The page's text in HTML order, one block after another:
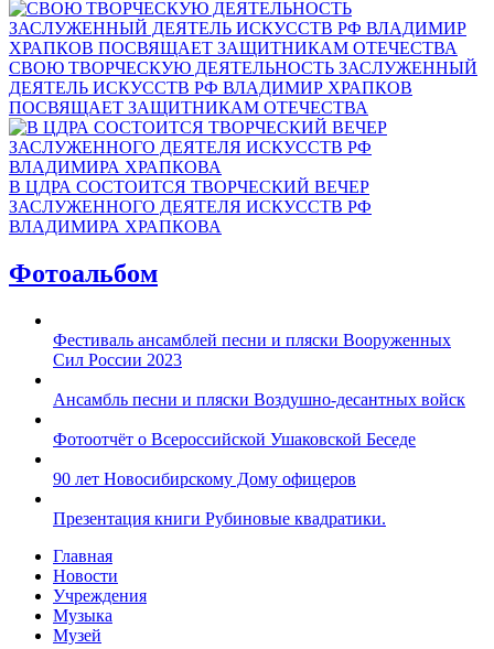
СВОЮ ТВОРЧЕСКУЮ ДЕЯТЕЛЬНОСТЬ ЗАСЛУЖЕННЫЙ
ДЕЯТЕЛЬ ИСКУССТВ РФ ВЛАДИМИР ХРАПКОВ
ПОСВЯЩАЕТ ЗАЩИТНИКАМ ОТЕЧЕСТВА
В ЦДРА СОСТОИТСЯ ТВОРЧЕСКИЙ ВЕЧЕР
ЗАСЛУЖЕННОГО ДЕЯТЕЛЯ ИСКУССТВ РФ
ВЛАДИМИРА ХРАПКОВА
Фотоальбом
Фестиваль ансамблей песни и пляски Вооруженных
Сил России 2023
Ансамбль песни и пляски Воздушно-десантных войск
Фотоотчёт о Всероссийской Ушаковской Беседе
90 лет Новосибирскому Дому офицеров
Презентация книги Рубиновые квадратики.
Главная
Новости
Учреждения
Музыка
Музей